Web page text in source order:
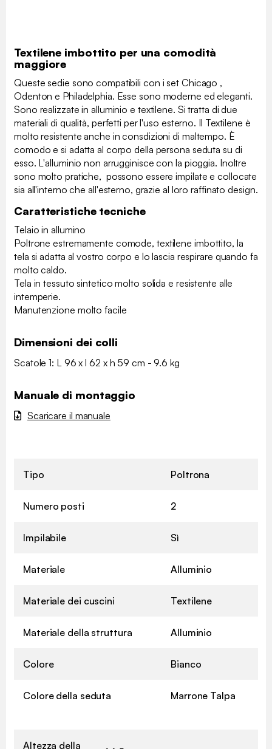
Textilene imbottito per una comodità
maggiore
Queste sedie sono compatibili con i set Chicago ,
Odenton e Philadelphia. Esse sono moderne ed eleganti.
Sono realizzate in alluminio e textilene. Si tratta di due
materiali di qualità, perfetti per l'uso esterno. Il Textilene è
molto resistente anche in consdizioni di maltempo. È
comodo e si adatta al corpo della persona seduta su di
esso. L'alluminio non arrugginisce con la pioggia. Inoltre
sono molto pratiche, possono essere impilate e collocate
sia all'interno che all'esterno, grazie al loro raffinato design.
Caratteristiche tecniche
Telaio in allumino
Poltrone estremamente comode, textilene imbottito, la
tela si adatta al vostro corpo e lo lascia respirare quando fa
molto caldo.
Tela in tessuto sintetico molto solida e resistente alle
intemperie.
Manutenzione molto facile
Dimensioni dei colli
Scatole 1: L 96 x l 62 x h 59 cm - 9.6 kg
Manuale di montaggio
Scaricare il manuale
Tipo Poltrona
Numero posti 2
Impilabile Sì
Materiale Alluminio
Materiale dei cuscini Textilene
Materiale della struttura Alluminio
Colore Bianco
Colore della seduta Marrone Talpa
Altezza della